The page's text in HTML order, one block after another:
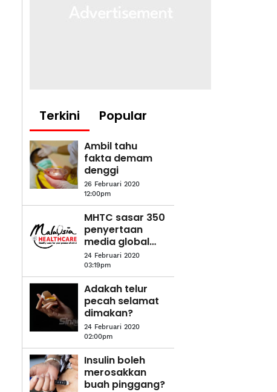
Terkini Popular
Ambil tahu
fakta demam
denggi
26 Februari 2020
12:00pm
MHTC sasar 350
penyertaan
media global
untuk
MTMA2020
24 Februari 2020
03:19pm
Adakah telur
pecah selamat
dimakan?
24 Februari 2020
02:00pm
Insulin boleh
merosakkan
buah pinggang?